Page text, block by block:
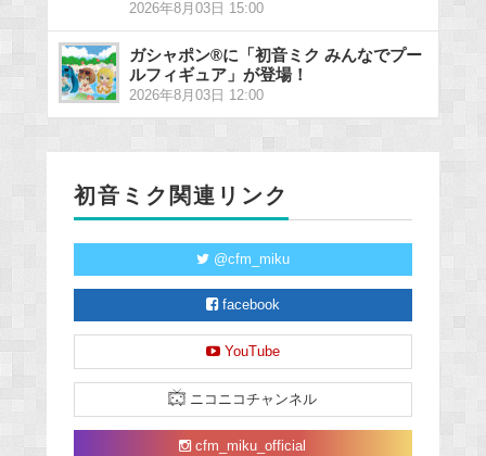
2026年8月03日 15:00
ガシャポン®に「初音ミク みんなでプー
ルフィギュア」が登場！
2026年8月03日 12:00
初音ミク関連リンク
@cfm_miku
facebook
YouTube
ニコニコチャンネル
cfm_miku_official